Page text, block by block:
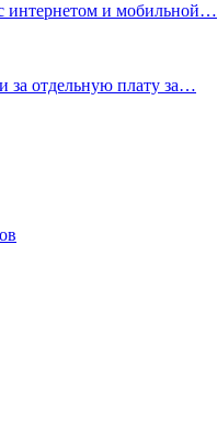
интернетом и мобильной…
за отдельную плату за…